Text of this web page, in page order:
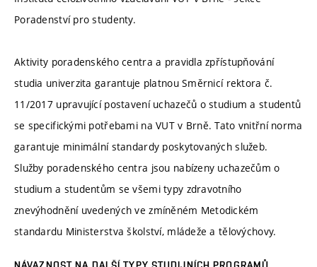
Poradenství pro studenty.
Aktivity poradenského centra a pravidla zpřístupňování
studia univerzita garantuje platnou Směrnicí rektora č.
11/2017 upravující postavení uchazečů o studium a studentů
se specifickými potřebami na VUT v Brně. Tato vnitřní norma
garantuje minimální standardy poskytovaných služeb.
Služby poradenského centra jsou nabízeny uchazečům o
studium a studentům se všemi typy zdravotního
znevýhodnění uvedených ve zmíněném Metodickém
standardu Ministerstva školství, mládeže a tělovýchovy.